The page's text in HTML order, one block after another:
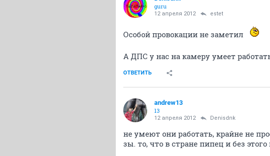
guru
12 апреля 2012 estet
Особой провокации не заметил
А ДПС у нас на камеру умеет
ОТВЕТИТЬ
andrew13
13
12 апреля 2012 Denisdnk
не умеют они работать, крайне не
зы. то, что в стране пипец и без